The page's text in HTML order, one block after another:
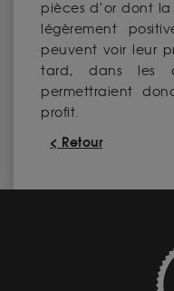
pièces d’or dont
légèrement
peuvent voir leur
tard, dans les
permettraient
profit.
< Retour